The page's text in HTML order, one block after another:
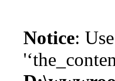
Notice: